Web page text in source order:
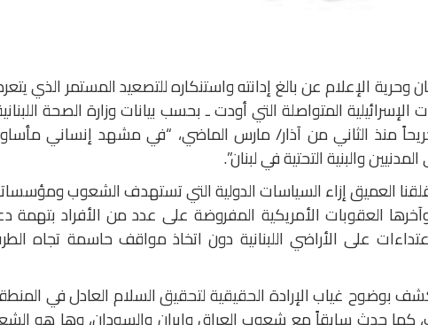
الإعلام عن بالغ إدانته واستنكاره للتصعيد المستمر الذي
المتواصلة التي أودت ـ بحسب بيانات وزارة الصحة
3089 شهيداً وإصابة 9397 جريحاً منذ الثاني من آذار/ مارس الماضي، “في مشهد إنساني
والبنية التحتية في لبنان”.
العميق إزاء السياسات الدولية التي تستهدف الشعوب
العقوبات الأمريكية المفروضة على عدد من الأفراد بتهمة
على الأراضي اللبنانية دون اتخاذ مواقف حاسمة تجاه
بوضوح غياب الإرادة الحقيقية لتحقيق السلام العادل في
كما حدث سابقاً مع شعوب العراق وإيران والسودان، وها هو